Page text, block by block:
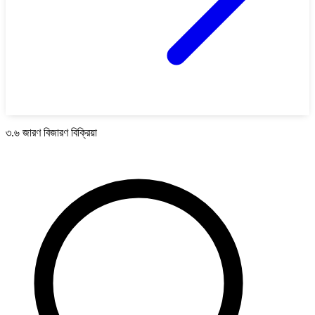
৩.৬ জারণ বিজারণ বিক্রিয়া